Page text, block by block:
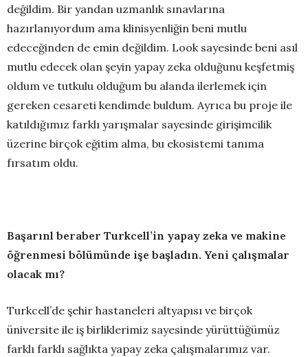
değildim. Bir yandan uzmanlık sınavlarına
hazırlanıyordum ama klinisyenliğin beni mutlu
edeceğinden de emin değildim. Look sayesinde beni asıl
mutlu edecek olan şeyin yapay zeka olduğunu keşfetmiş
oldum ve tutkulu olduğum bu alanda ilerlemek için
gereken cesareti kendimde buldum. Ayrıca bu proje ile
katıldığımız farklı yarışmalar sayesinde girişimcilik
üzerine birçok eğitim alma, bu ekosistemi tanıma
fırsatım oldu.
Başarınl beraber Turkcell’in yapay zeka ve makine
öğrenmesi bölümünde işe başladın. Yeni çalışmalar
olacak mı?
Turkcell’de şehir hastaneleri altyapısı ve birçok
üniversite ile iş birliklerimiz sayesinde yürüttüğümüz
farklı farklı sağlıkta yapay zeka çalışmalarımız var.